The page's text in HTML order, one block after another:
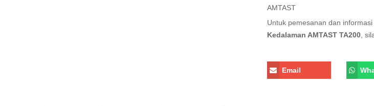
AMTAST
Untuk pemesanan dan
Kedalaman AMTAST TA200 ,
Email